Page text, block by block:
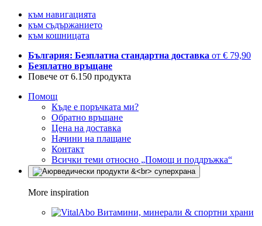
към навигацията
към съдържанието
към кошницата
България: Безплатна стандартна доставка от € 79,90
Безплатно връщане
Повече от 6.150 продукта
Помощ
Къде е поръчката ми?
Обратно връщане
Цена на доставка
Начини на плащане
Контакт
Всички теми относно „Помощ и поддръжка“
More inspiration
Витамини, минерали & спортни храни